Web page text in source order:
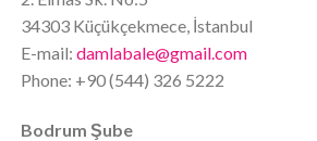
34303 Küçükçekmece, İstanbul
E-mail: damlabale@gmail.com
Phone: +90 (544) 326 5222
Bodrum Şube